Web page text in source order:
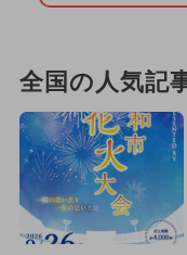
全国の人気記